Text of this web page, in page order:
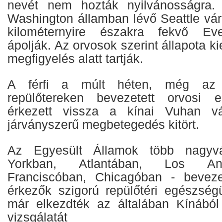
nevét nem hozták
Washington államban lévő Seattle
kilométernyire északra fekvő
ápolják. Az orvosok szerint állapota
megfigyelés alatt tartják.
A férfi a múlt héten, még az
repülőtereken bevezetett orvosi
érkezett vissza a kínai Vuhan
járványszerű megbetegedés kitört.
Az Egyesült Államok több
Yorkban, Atlantában, Los
Franciscóban, Chicagóban -
érkezők szigorú repülőtéri
már elkezdték az általában
vizsgálatát